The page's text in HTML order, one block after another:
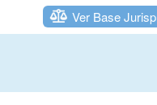
Ver Base